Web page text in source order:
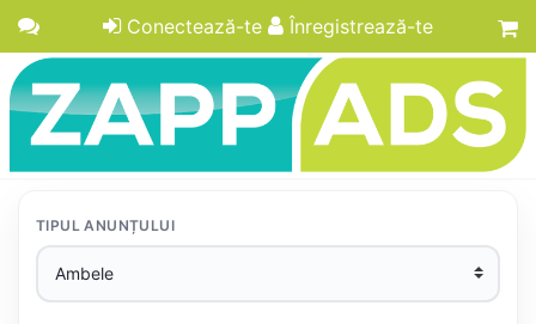
Conectează-te Înregistrează-te
TIPUL ANUNȚULUI